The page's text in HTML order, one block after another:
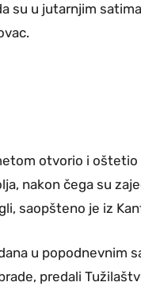
su u jutarnjim
otvorio i
nakon čega su
saopšteno je iz
u popodnevnim
predali